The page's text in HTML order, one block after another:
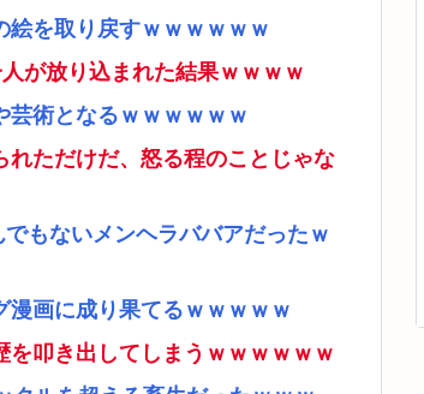
絵を取り戻すｗｗｗｗｗｗ
が放り込まれた結果ｗｗｗｗ
芸術となるｗｗｗｗｗｗ
れただけだ、怒る程のことじゃな
もないメンヘラババアだったｗ
漫画に成り果てるｗｗｗｗｗ
を叩き出してしまうｗｗｗｗｗｗ